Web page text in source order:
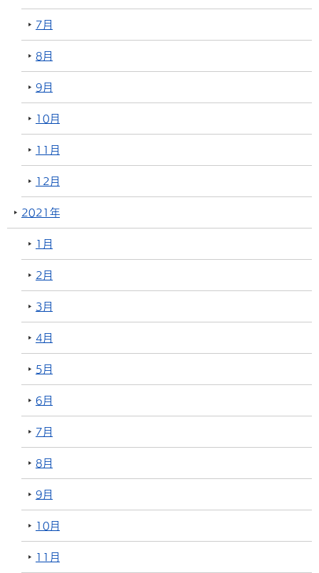
7月
8月
9月
10月
11月
12月
2021年
1月
2月
3月
4月
5月
6月
7月
8月
9月
10月
11月